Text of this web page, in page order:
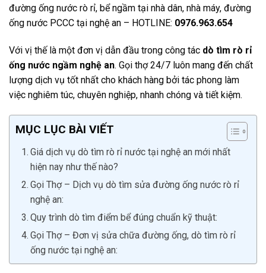
đường ống nước rò rỉ, bể ngầm tại nhà dân, nhà máy, đường
ống nước PCCC tại nghệ an – HOTLINE: 0976.963.654
Với vị thế là một đơn vị dẫn đầu trong công tác dò tìm rò rỉ
ống nước ngầm nghệ an. Gọi thợ 24/7 luôn mang đến chất
lượng dịch vụ tốt nhất cho khách hàng bởi tác phong làm
việc nghiêm túc, chuyên nghiệp, nhanh chóng và tiết kiệm.
MỤC LỤC BÀI VIẾT
Giá dịch vụ dò tìm rò rỉ nước tại nghệ an mới nhất
hiện nay như thế nào?
Gọi Thợ – Dịch vụ dò tìm sửa đường ống nước rò rỉ
nghệ an:
Quy trình dò tìm điểm bể đúng chuẩn kỹ thuật:
Gọi Thợ – Đơn vị sửa chữa đường ống, dò tìm rò rỉ
ống nước tại nghệ an: